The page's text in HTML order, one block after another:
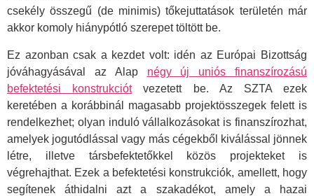
csekély összegű (de minimis) tőkejuttatások területén már
akkor komoly hiánypótló szerepet töltött be.
Ez azonban csak a kezdet volt: idén az Európai Bizottság
jóváhagyásával az Alap négy új uniós finanszírozású
befektetési konstrukciótvezetett be. Az SZTA ezek
keretében a korábbinál magasabb projektösszegek felett is
rendelkezhet; olyan induló vállalkozásokat is finanszírozhat,
amelyek jogutódlással vagy más cégekből kiválással jönnek
létre, illetve társbefektetőkkel közös projekteket is
végrehajthat. Ezek a befektetési konstrukciók, amellett, hogy
segítenek áthidalni azt a szakadékot, amely a hazai